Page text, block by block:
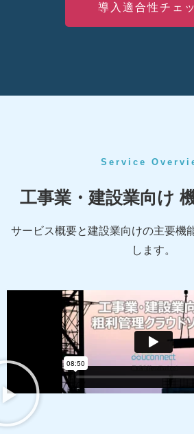
導入適合性チェ
Service
工事業・建設業向け
サービス概要と建設業向けの主要機
します。